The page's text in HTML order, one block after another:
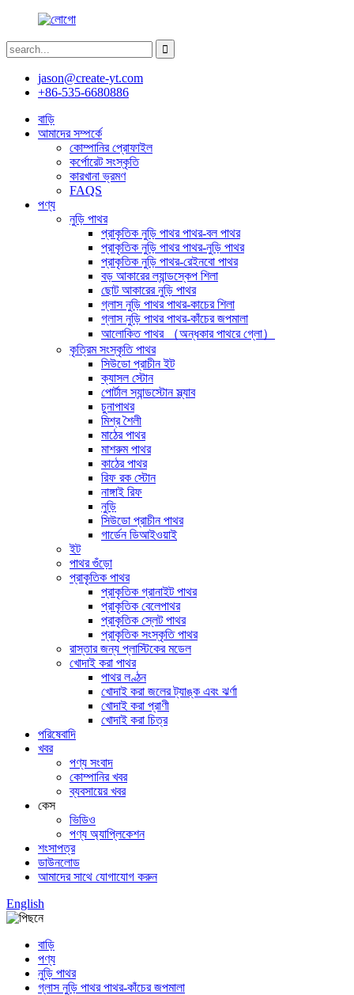
jason@create-yt.com
+86-535-6680886
বাড়ি
আমাদের সম্পর্কে
কোম্পানির প্রোফাইল
কর্পোরেট সংস্কৃতি
কারখানা ভ্রমণ
FAQS
পণ্য
নুড়ি পাথর
প্রাকৃতিক নুড়ি পাথর পাথর-বল পাথর
প্রাকৃতিক নুড়ি পাথর পাথর-নুড়ি পাথর
প্রাকৃতিক নুড়ি পাথর-রেইনবো পাথর
বড় আকারের ল্যান্ডস্কেপ শিলা
ছোট আকারের নুড়ি পাথর
গ্লাস নুড়ি পাথর পাথর-কাচের শিলা
গ্লাস নুড়ি পাথর পাথর-কাঁচের জপমালা
আলোকিত পাথর （অন্ধকার পাথরে গ্লো）
কৃত্রিম সংস্কৃতি পাথর
সিউডো প্রাচীন ইট
ক্যাসল স্টোন
পোর্টাল স্যান্ডস্টোন স্ল্যাব
চুনাপাথর
মিশ্র শৈলী
মাঠের পাথর
মাশরুম পাথর
কাঠের পাথর
রিফ রক স্টোন
নাঙ্গাই রিফ
নুড়ি
সিউডো প্রাচীন পাথর
গার্ডেন ডিআইওয়াই
ইট
পাথর গুঁড়ো
প্রাকৃতিক পাথর
প্রাকৃতিক গ্রানাইট পাথর
প্রাকৃতিক বেলেপাথর
প্রাকৃতিক স্লেট পাথর
প্রাকৃতিক সংস্কৃতি পাথর
রাস্তার জন্য প্লাস্টিকের মডেল
খোদাই করা পাথর
পাথর লণ্ঠন
খোদাই করা জলের ট্যাঙ্ক এবং ঝর্ণা
খোদাই করা প্রাণী
খোদাই করা চিত্র
পরিষেবাদি
খবর
পণ্য সংবাদ
কোম্পানির খবর
ব্যবসায়ের খবর
কেস
ভিডিও
পণ্য অ্যাপ্লিকেশন
শংসাপত্র
ডাউনলোড
আমাদের সাথে যোগাযোগ করুন
English
বাড়ি
পণ্য
নুড়ি পাথর
গ্লাস নুড়ি পাথর পাথর-কাঁচের জপমালা